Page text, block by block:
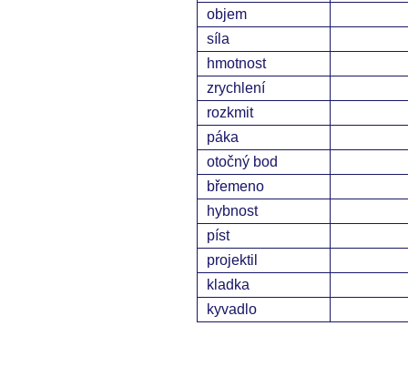
objem
síla
hmotnost
zrychlení
rozkmit
páka
otočný bod
břemeno
hybnost
píst
projektil
kladka
kyvadlo